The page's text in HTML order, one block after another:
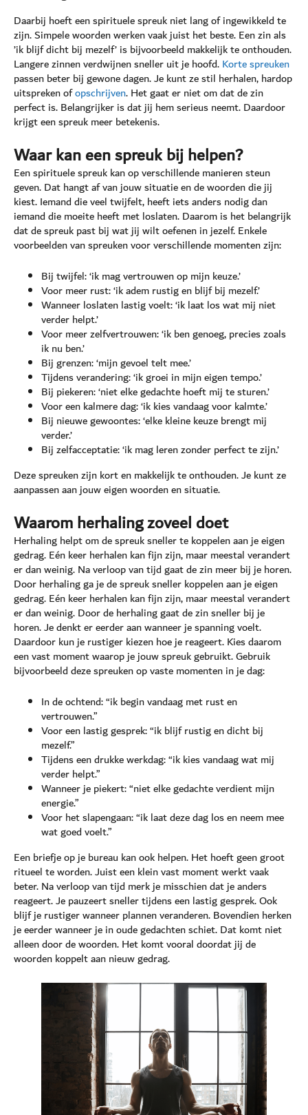
Daarbij hoeft een spirituele spreuk niet lang of ingewikkeld te
zijn. Simpele woorden werken vaak juist het beste. Een zin als
’ik blijf dicht bij mezelf’ is bijvoorbeeld makkelijk te onthouden.
Langere zinnen verdwijnen sneller uit je hoofd.Korte spreuken
passen beter bij gewone dagen. Je kunt ze stil herhalen, hardop
uitspreken ofopschrijven. Het gaat er niet om dat de zin
perfect is. Belangrijker is dat jij hem serieus neemt. Daardoor
krijgt een spreuk meer betekenis.
Waar kan een spreuk bij helpen?
Een spirituele spreuk kan op verschillende manieren steun
geven. Dat hangt af van jouw situatie en de woorden die jij
kiest. Iemand die veel twijfelt, heeft iets anders nodig dan
iemand die moeite heeft met loslaten. Daarom is het belangrijk
dat de spreuk past bij wat jij wilt oefenen in jezelf. Enkele
voorbeelden van spreuken voor verschillende momenten zijn:
Bij twijfel: ‘ik mag vertrouwen op mijn keuze.’
Voor meer rust: ‘ik adem rustig en blijf bij mezelf.’
Wanneer loslaten lastig voelt: ‘ik laat los wat mij niet
verder helpt.’
Voor meer zelfvertrouwen: ‘ik ben genoeg, precies zoals
ik nu ben.’
Bij grenzen: ‘mijn gevoel telt mee.’
Tijdens verandering: ‘ik groei in mijn eigen tempo.’
Bij piekeren: ‘niet elke gedachte hoeft mij te sturen.’
Voor een kalmere dag: ‘ik kies vandaag voor kalmte.’
Bij nieuwe gewoontes: ‘elke kleine keuze brengt mij
verder.’
Bij zelfacceptatie: ‘ik mag leren zonder perfect te zijn.’
Deze spreuken zijn kort en makkelijk te onthouden. Je kunt ze
aanpassen aan jouw eigen woorden en situatie.
Waarom herhaling zoveel doet
Herhaling helpt om de spreuk sneller te koppelen aan je eigen
gedrag. Eén keer herhalen kan fijn zijn, maar meestal verandert
er dan weinig. Na verloop van tijd gaat de zin meer bij je horen.
Door herhaling ga je de spreuk sneller koppelen aan je eigen
gedrag. Eén keer herhalen kan fijn zijn, maar meestal verandert
er dan weinig. Door de herhaling gaat de zin sneller bij je
horen. Je denkt er eerder aan wanneer je spanning voelt.
Daardoor kun je rustiger kiezen hoe je reageert. Kies daarom
een vast moment waarop je jouw spreuk gebruikt. Gebruik
bijvoorbeeld deze spreuken op vaste momenten in je dag:
In de ochtend: “ik begin vandaag met rust en
vertrouwen.”
Voor een lastig gesprek: “ik blijf rustig en dicht bij
mezelf.”
Tijdens een drukke werkdag: “ik kies vandaag wat mij
verder helpt.”
Wanneer je piekert: “niet elke gedachte verdient mijn
energie.”
Voor het slapengaan: “ik laat deze dag los en neem mee
wat goed voelt.”
Een briefje op je bureau kan ook helpen. Het hoeft geen groot
ritueel te worden. Juist een klein vast moment werkt vaak
beter. Na verloop van tijd merk je misschien dat je anders
reageert. Je pauzeert sneller tijdens een lastig gesprek. Ook
blijf je rustiger wanneer plannen veranderen. Bovendien herken
je eerder wanneer je in oude gedachten schiet. Dat komt niet
alleen door de woorden. Het komt vooral doordat jij de
woorden koppelt aan nieuw gedrag.